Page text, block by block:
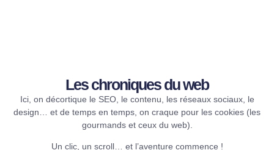
Les chroniques du web​
Ici, on décortique le SEO, le contenu, les réseaux sociaux, le
design… et de temps en temps, on craque pour les cookies (les
gourmands et ceux du web).
Un clic, un scroll… et l’aventure commence !